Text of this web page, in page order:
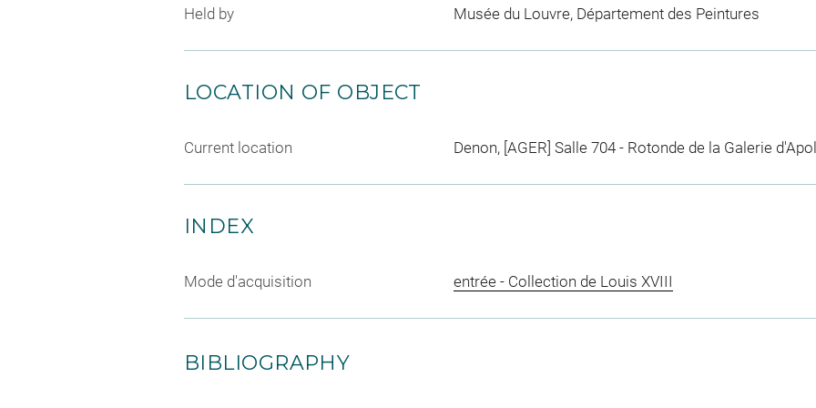
Held by Musée du Louvre, Département des Peintures
LOCATION OF OBJECT
Current location Denon, [AGER] Salle 704 - Rotonde de la Galerie
INDEX
Mode d'acquisition entrée - Collection de Louis XVIII
BIBLIOGRAPHY